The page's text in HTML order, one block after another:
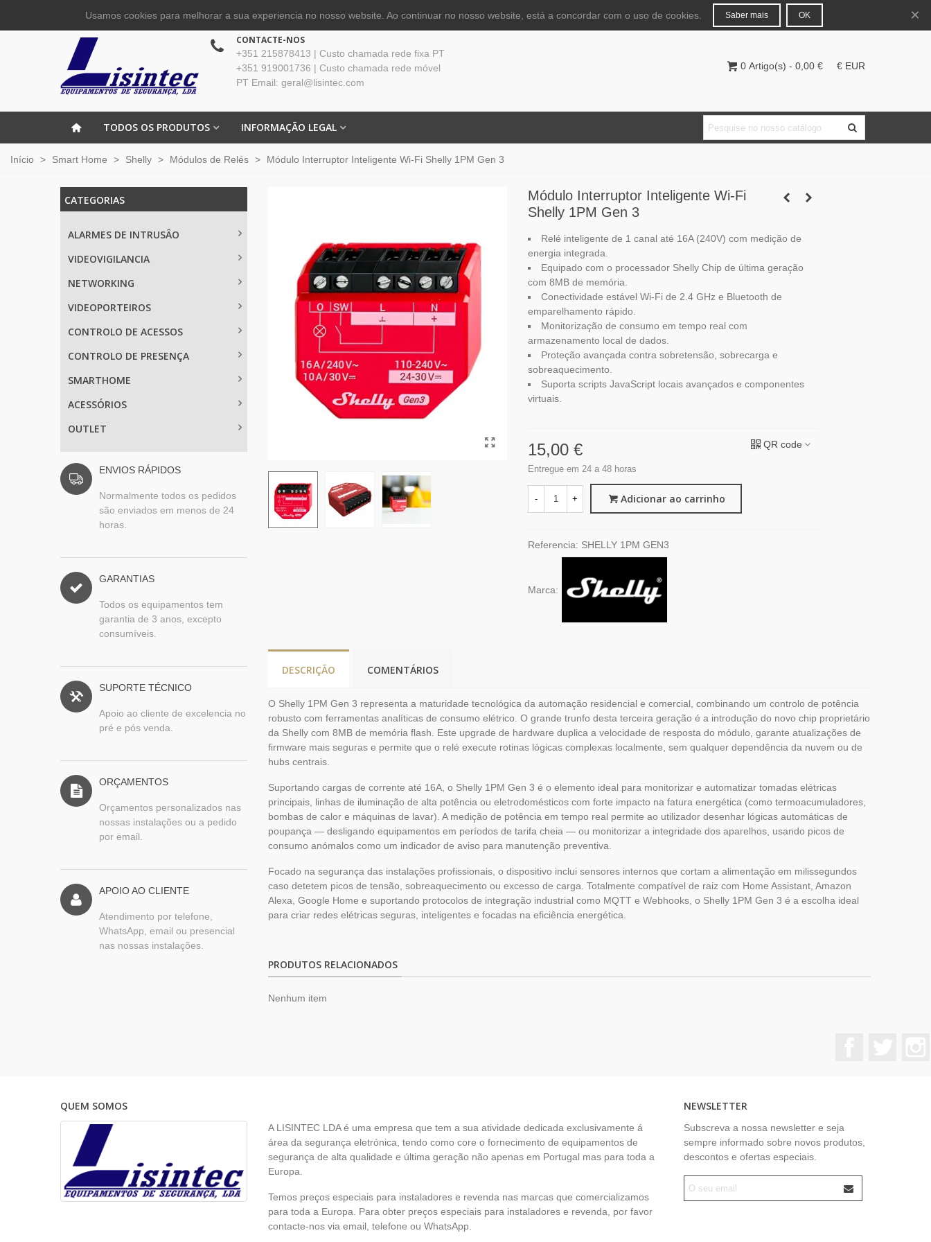
Português
CONTACTE-NOS
+351 215878413 | Custo chamada rede fixa PT
+351 919001736 | Custo chamada rede móvel
PT Email: geral@lisintec.com
0 Artigo(s) - 0,00 € € EUR
TODOS OS PRODUTOS INFORMAÇÃO LEGAL
Início > Smart Home > Shelly > Módulos de Relés > Módulo Interruptor Inteligente Wi-Fi Shelly 1PM Gen 3
CATEGORIAS
ALARMES DE INTRUSÂO
VIDEOVIGILANCIA
NETWORKING
VIDEOPORTEIROS
CONTROLO DE ACESSOS
CONTROLO DE PRESENÇA
SMARTHOME
ACESSÓRIOS
OUTLET
ENVIOS RÁPIDOS
Normalmente todos os pedidos
são enviados em menos de 24
horas.
GARANTIAS
Todos os equipamentos tem
garantia de 3 anos, excepto
consumíveis.
SUPORTE TÉCNICO
Apoio ao cliente de excelencia no
pré e pós venda.
ORÇAMENTOS
Orçamentos personalizados nas
nossas instalações ou a pedido
por email.
APOIO AO CLIENTE
Atendimento por telefone,
WhatsApp, email ou presencial
nas nossas instalações.
Módulo Interruptor Inteligente Wi-Fi
Shelly 1PM Gen 3
Relé inteligente de 1 canal até 16A (240V) com medição de
energia integrada.
Equipado com o processador Shelly Chip de última geração
com 8MB de memória.
Conectividade estável Wi-Fi de 2.4 GHz e Bluetooth de
emparelhamento rápido.
Monitorização de consumo em tempo real com
armazenamento local de dados.
Proteção avançada contra sobretensão, sobrecarga e
sobreaquecimento.
Suporta scripts JavaScript locais avançados e componentes
virtuais.
15,00 €
Entregue em 24 a 48 horas
QR code
- + Adicionar ao carrinho
Referencia: SHELLY 1PM GEN3
Marca:
DESCRIÇÃO COMENTÁRIOS
O Shelly 1PM Gen 3 representa a maturidade tecnológica da automação residencial e comercial, combinando um controlo de potência
robusto com ferramentas analíticas de consumo elétrico. O grande trunfo desta terceira geração é a introdução do novo chip proprietário
da Shelly com 8MB de memória flash. Este upgrade de hardware duplica a velocidade de resposta do módulo, garante atualizações de
firmware mais seguras e permite que o relé execute rotinas lógicas complexas localmente, sem qualquer dependência da nuvem ou de
hubs centrais.
Suportando cargas de corrente até 16A, o Shelly 1PM Gen 3 é o elemento ideal para monitorizar e automatizar tomadas elétricas
principais, linhas de iluminação de alta potência ou eletrodomésticos com forte impacto na fatura energética (como termoacumuladores,
bombas de calor e máquinas de lavar). A medição de potência em tempo real permite ao utilizador desenhar lógicas automáticas de
poupança — desligando equipamentos em períodos de tarifa cheia — ou monitorizar a integridade dos aparelhos, usando picos de
consumo anómalos como um indicador de aviso para manutenção preventiva.
Focado na segurança das instalações profissionais, o dispositivo inclui sensores internos que cortam a alimentação em milissegundos
caso detetem picos de tensão, sobreaquecimento ou excesso de carga. Totalmente compatível de raiz com Home Assistant, Amazon
Alexa, Google Home e suportando protocolos de integração industrial como MQTT e Webhooks, o Shelly 1PM Gen 3 é a escolha ideal
para criar redes elétricas seguras, inteligentes e focadas na eficiência energética.
PRODUTOS RELACIONADOS
Nenhum item
QUEM SOMOS
A LISINTEC LDA é uma empresa que tem a sua atividade dedicada exclusivamente á
área da segurança eletrónica, tendo como core o fornecimento de equipamentos de
segurança de alta qualidade e última geração não apenas em Portugal mas para toda a
Europa.
Temos preços especiais para instaladores e revenda nas marcas que comercializamos
para toda a Europa. Para obter preços especiais para instaladores e revenda, por favor
contacte-nos via email, telefone ou WhatsApp.
NEWSLETTER
Subscreva a nossa newsletter e seja
sempre informado sobre novos produtos,
descontos e ofertas especiais.
Usamos cookies para melhorar a sua experiencia no nosso website. Ao continuar no nosso website, está a concordar com o uso de cookies. Saber mais OK ×